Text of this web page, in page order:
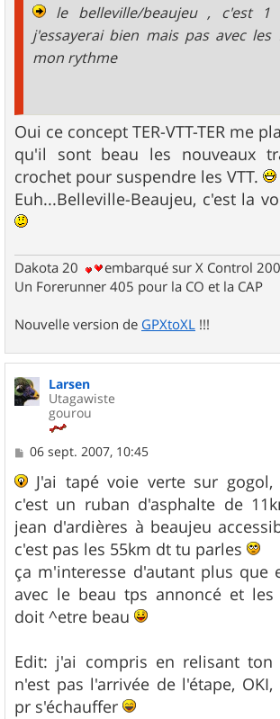
le belleville/beaujeu , c'est 1
j'essayerai bien mais pas avec
mon rythme
Oui ce concept TER-VTT-TER me
qu'il sont beau les nouveaux
crochet pour suspendre les VTT.
Euh...Belleville-Beaujeu, c'est la
Dakota 20
embarqué sur X Control
Un Forerunner 405 pour la CO et la CAP
Nouvelle version de GPXtoXL !!!
Larsen
Utagawiste
gourou
M
s
a
g
e
06 sept. 2007, 10:45
J'ai tapé voie verte sur
c'est un ruban d'asphalte de
jean d'ardières à beaujeu
c'est pas les 55km dt tu parles
ça m'interesse d'autant plus que
avec le beau tps annoncé et les
doit ^etre beau
Edit: j'ai compris en relisant ton
n'est pas l'arrivée de l'étape,
pr s'échauffer